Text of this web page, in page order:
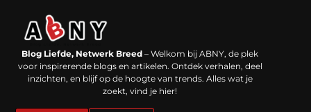
Blog Liefde, Netwerk Breed – Welkom bij ABNY, de plek
voor inspirerende blogs en artikelen. Ontdek verhalen, deel
inzichten, en blijf op de hoogte van trends. Alles wat je
zoekt, vind je hier!